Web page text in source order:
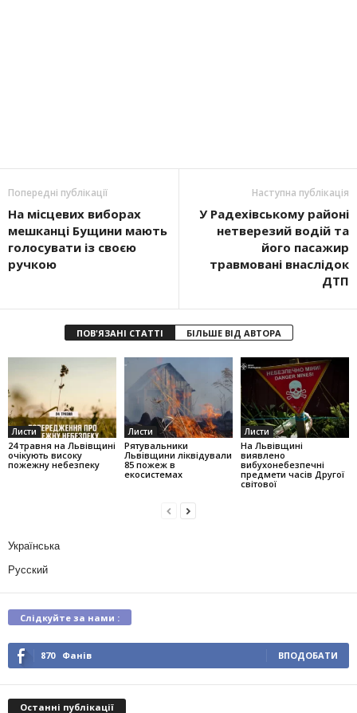
Попередні публікації
На місцевих виборах
мешканці Бущини мають
голосувати із своєю
ручкою
Наступна публікація
У Радехівському районі
нетверезий водій та
його пасажир
травмовані внаслідок
ДТП
ПОВ'ЯЗАНІ СТАТТІ БІЛЬШЕ ВІД АВТОРА
Листи
24 травня на Львівщині
очікують високу
пожежну небезпеку
Листи
Рятувальники
Львівщини ліквідували
85 пожеж в
екосистемах
Листи
На Львівщині
виявлено
вибухонебезпечні
предмети часів Другої
світової
Українська
Русский
Слідкуйте за нами :
870 Фанів ВПОДОБАТИ
Останні публікації